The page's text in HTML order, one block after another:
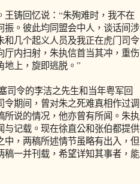
铸回忆说：“朱殉难时，我不在
。彼此均同盟会中人，谈话间涉
几个起义人员及我正在虎门司令
内扫射，朱执信首当其冲，重伤
地上，旋即逃脱。”
令的李洁之先生和当年粤军回
期间，曾对朱之死难真相作过调
说的情况，他亦曾有所闻。朱执
记载。现在徐直公和张伯都提供
，两稿所述情节虽略有出入，但
一并刊载，希望详知其事者，能